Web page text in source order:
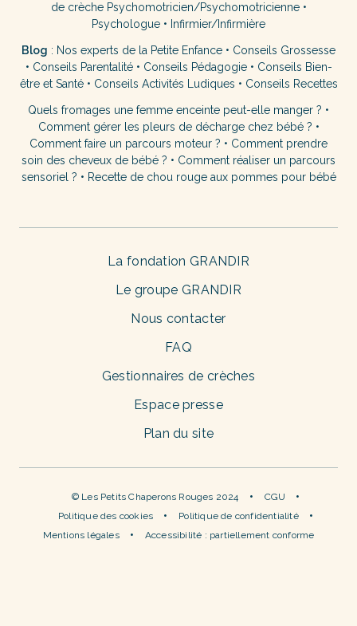
de crèche Psychomotricien/Psychomotricienne•
Psychologue • Infirmier/Infirmière
Blog : Nos experts de la Petite Enfance • Conseils Grossesse
• Conseils Parentalité• Conseils Pédagogie• Conseils Bien-
être et Santé• Conseils Activités Ludiques • Conseils Recettes
Quels fromages une femme enceinte peut-elle manger ? •
Comment gérer les pleurs de décharge chez bébé ? •
Comment faire un parcours moteur ? • Comment prendre
soin des cheveux de bébé ? • Comment réaliser un parcours
sensoriel ? • Recette de chou rouge aux pommes pour bébé
La fondation GRANDIR
Le groupe GRANDIR
Nous contacter
FAQ
Gestionnaires de crèches
Espace presse
Plan du site
© Les Petits Chaperons Rouges 2024
CGU
Politique des cookies
Politique de confidentialité
Mentions légales
Accessibilité : partiellement conforme